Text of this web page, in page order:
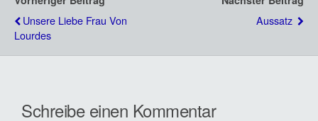
Unsere Liebe Frau Von
Lourdes
Aussatz
Schreibe einen Kommentar